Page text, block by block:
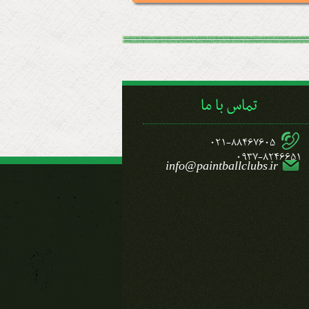
تماس با ما
021-88467605
0937-8246651
info@paintballclubs.ir